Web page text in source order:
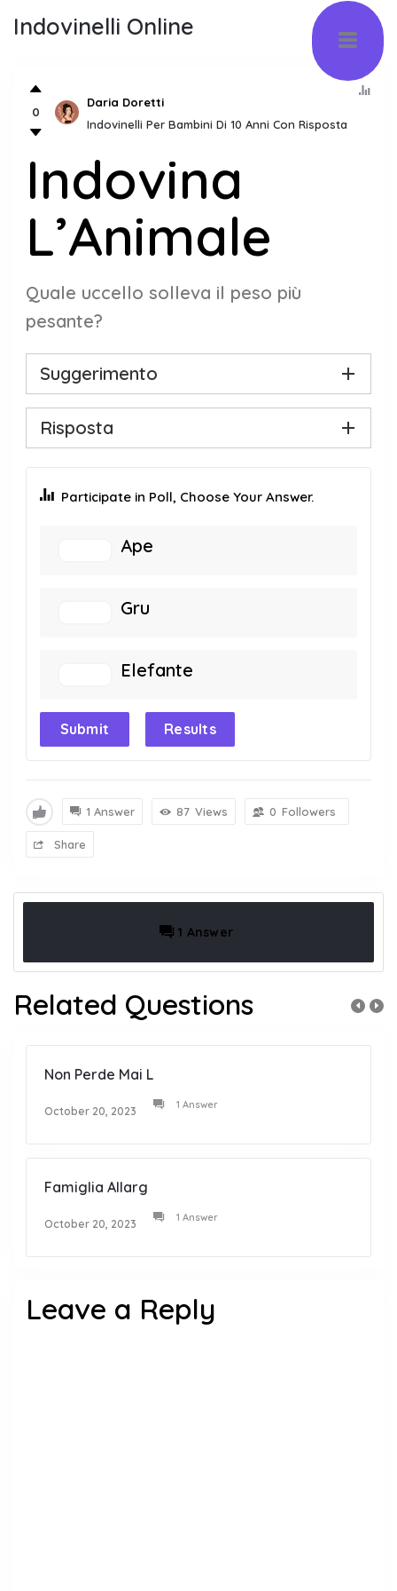
Indovinelli Online
0
Daria Doretti
Indovinelli Per Bambini Di 10 Anni Con Risposta
Indovina
L’Animale
Quale uccello solleva il peso più
pesante?
Suggerimento
Risposta
Participate in Poll, Choose Your Answer.
Ape
Gru
Elefante
Submit Results
1 Answer 87 Views 0 Followers
Share
1 Answer
Related Questions
Non Perde Mai L
October 20, 2023 1 Answer
Famiglia Allarg
October 20, 2023 1 Answer
Leave a Reply